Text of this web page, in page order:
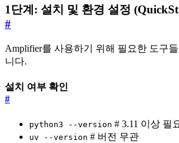
1단계: 설치 및 환경 설정
#
Amplifier를 사용하기 위해 필요한 도구
니다.
설치 여부 확인
#
python3 --version # 3.11 이상 필
uv --version # 버전 무관